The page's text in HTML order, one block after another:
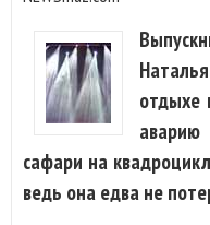
отдыхе
сафари на
ведь она едва не